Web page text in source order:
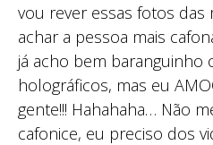
vou rever essas fotos das
achar a pessoa mais
já acho bem baranguinho
holográficos, mas eu
gente!!! Hahahaha… Não
cafonice, eu preciso dos